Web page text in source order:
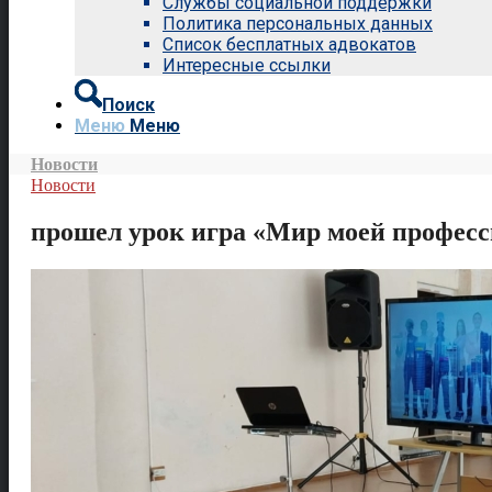
Политика персональных данных
Список бесплатных адвокатов
Интересные ссылки
Поиск
Меню Меню
Новости
Новости
прошел урок игра «Мир моей